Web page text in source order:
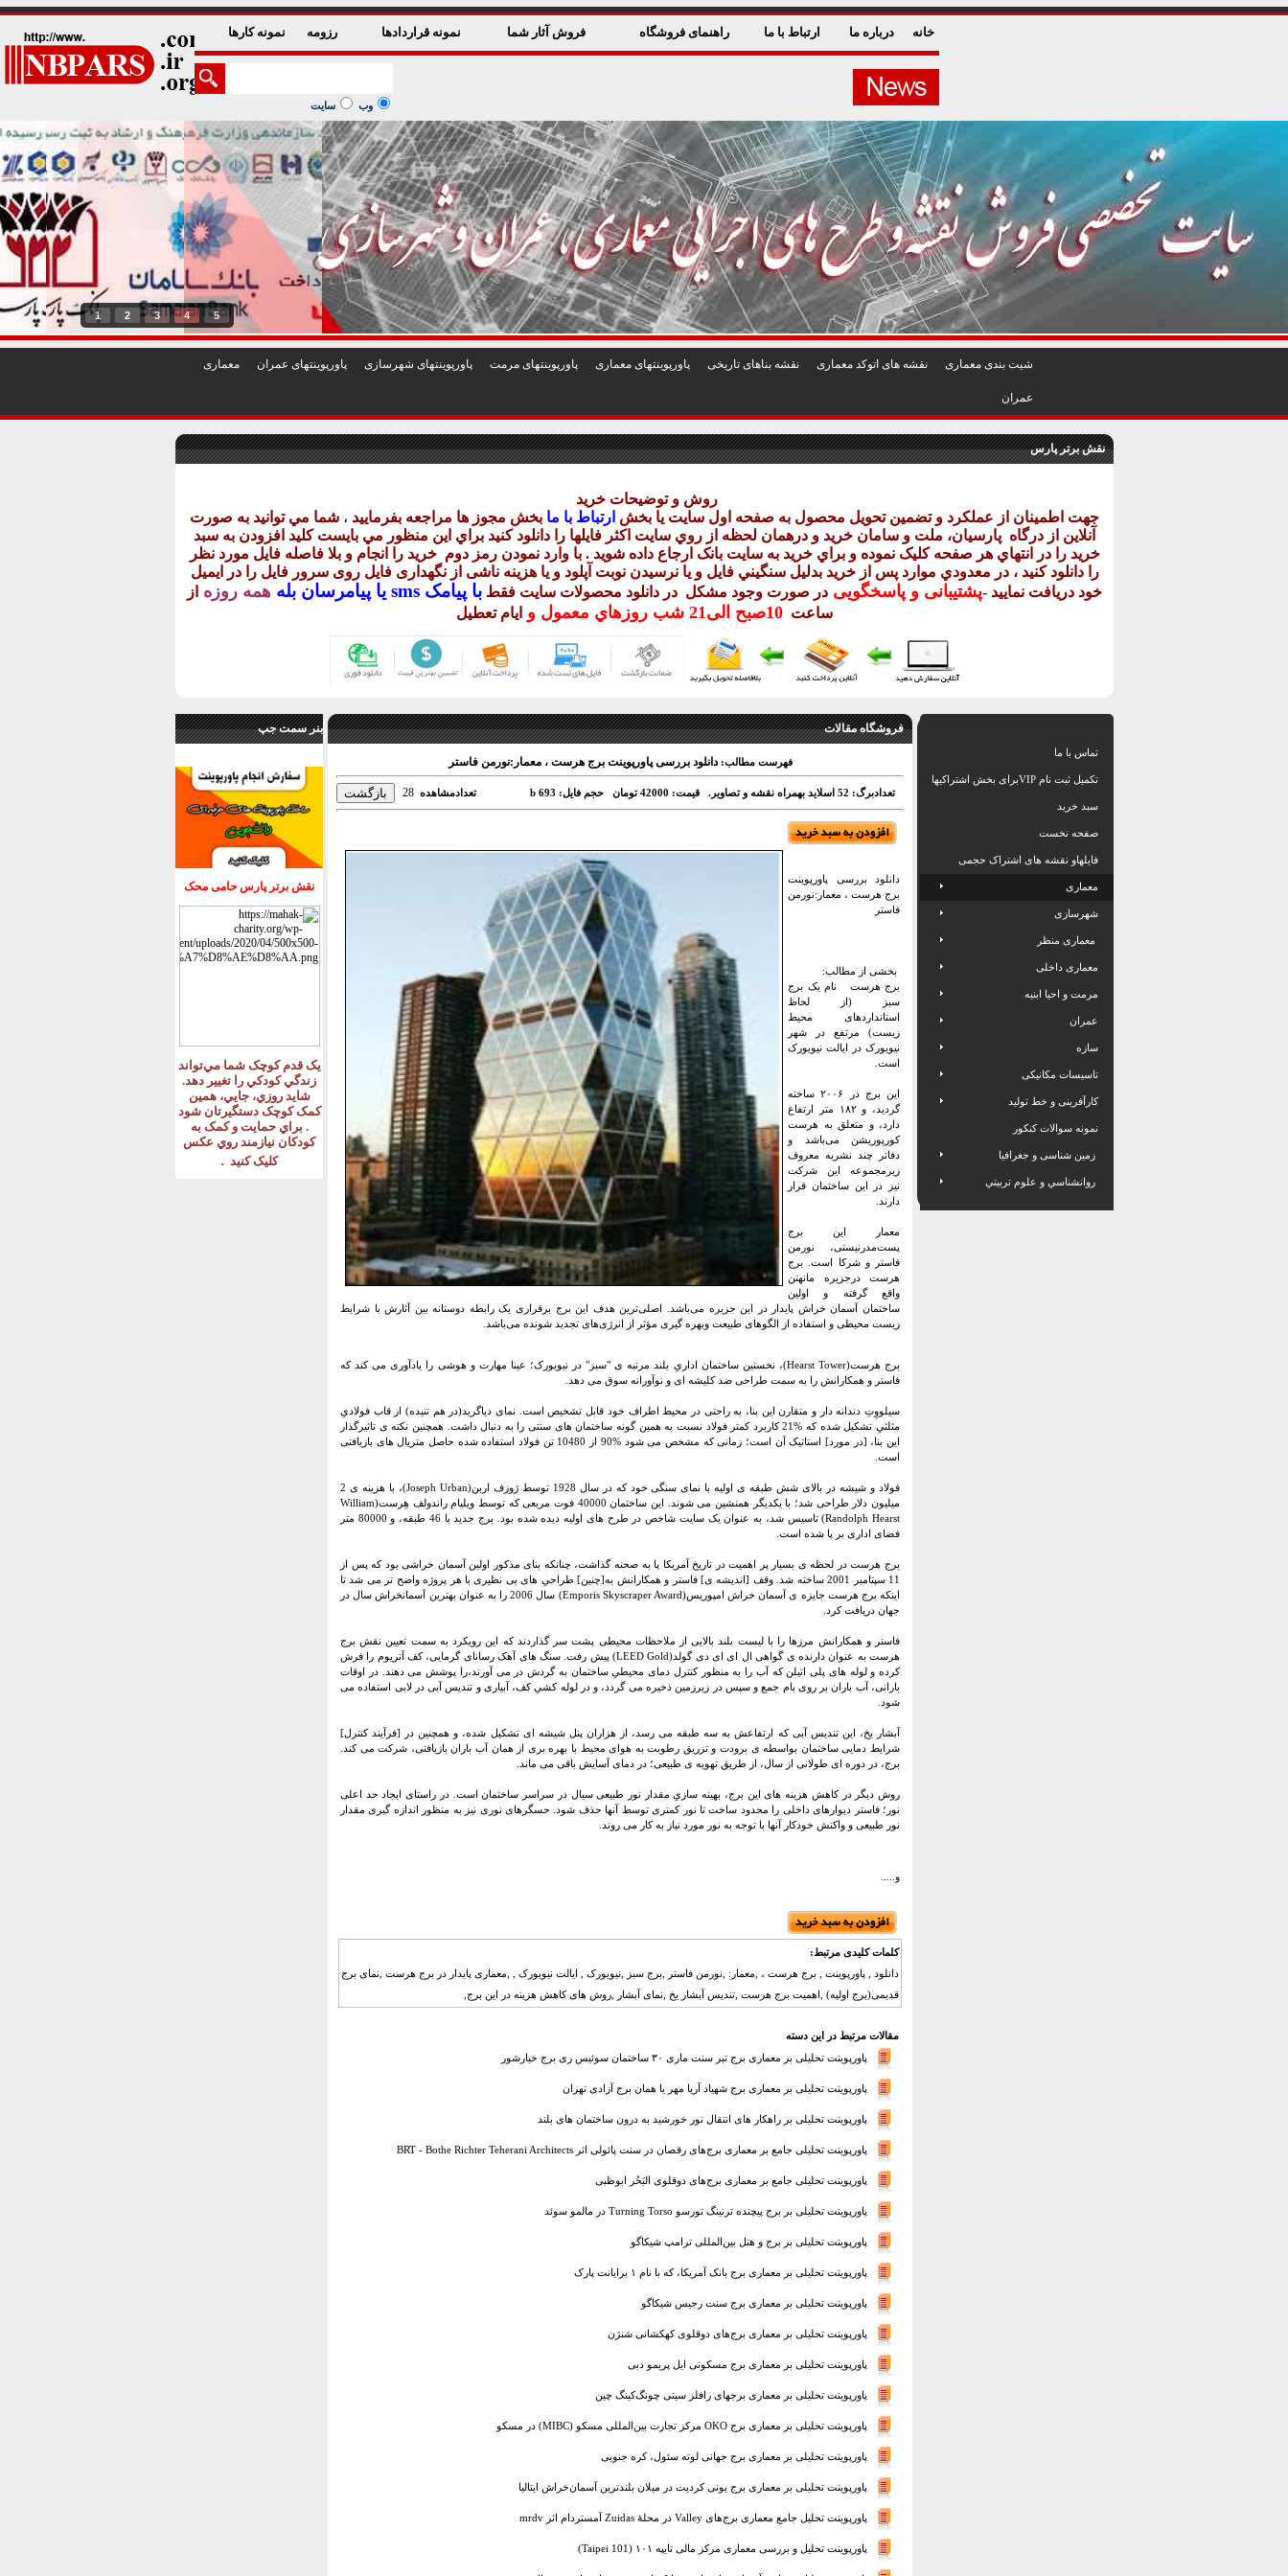
خانه درباره ما ارتباط با ما راهنمای فروشگاه فروش آثار شما نمونه قراردادها رزومه نمونه کارها
وب سایت
1 2 3 4 5
شيت بندی معماری نقشه های اتوکد معماری نقشه بناهای تاريخی پاورپوينتهای معماری پاورپوينتهای مرمت پاورپوينتهای شهرسازی پاورپوينتهای عمران معماری
عمران
نقش برتر پارس
روش و توضيحات خريد
جهت اطمينان از عملکرد و تضمين تحويل محصول به صفحه اول سايت يا بخش ارتباط با ما بخش مجوز ها مراجعه بفرماييد ، شما مي توانيد به صورت
آنلاين از درگاه پارسيان، ملت و سامان خريد و درهمان لحظه از روي سايت اکثر فايلها را دانلود کنيد براي اين منظور مي بايست کليد افزودن به سبد
خريد را در انتهاي هر صفحه کليک نموده و براي خريد به سايت بانک ارجاع داده شويد . با وارد نمودن رمز دوم خريد را انجام و بلا فاصله فايل مورد نظر
را دانلود کنيد ، در معدودي موارد پس از خريد بدليل سنگيني فايل و يا نرسيدن نوبت آپلود و يا هزينه ناشی از نگهداری فايل روی سرور فايل را در ايميل
خود دريافت نماييد -پشتيبانی و پاسخگويی در صورت وجود مشکل در دانلود محصولات سايت فقط با پيامک sms يا پيامرسان بله همه روزه از
ساعت 10صبح الی21 شب روزهاي معمول و ايام تعطيل
بنر سمت جپ
نقش برتر پارس حامی محک
يک قدم کوچک شما مي‌تواند
زندگي کودکي را تغيير دهد.
شايد روزي، جايي، همين
کمک کوچک دستگيرتان شود
. براي حمايت و کمک به
کودکان نيازمند روي عکس
کليک کنيد .
فروشگاه مقالات
فهرست مطالب: دانلود بررسی پاورپوینت برج هرست ، معمار:نورمن فاستر
تعدادبرگ: 52 اسلاید بهمراه نقشه و تصاویر. قیمت: 42000 تومان حجم فایل: 693 b تعدادمشاهده 28
دانلود بررسی پاورپوینت
برج هرست ، معمار:نورمن
فاستر
بخشی از مطالب:
برج هرست نام یک برج
سبز (از لحاظ
استانداردهای محیط
زیست) مرتفع در شهر
نیویورک در ایالت نیویورک
است.
این برج در ۲۰۰۶ ساخته
گردید، و ۱۸۲ متر ارتفاع
دارد، و متعلق به هرست
کورپوریشن می‌باشد و
دفاتر چند نشریه معروف
زیرمجموعه این شرکت
نیز در این ساختمان قرار
دارند.
معمار این برج
پست‌مدرنیستی، نورمن
فاستر و شرکا است. برج
هرست درجزیره مانهتن
واقع گرفته و اولین
ساختمان آسمان خراش پایدار در این جزیره می‌باشد. اصلی‌ترین هدف این برج برقراری یک رابطه دوستانه بین آثارش با شرایط
زیست محیطی و استفاده از الگوهای طبیعت وبهره گیری مؤثر از انرژی‌های تجدید شونده می‌باشد.
برج هرست(Hearst Tower)، نخستین ساختمان اداریِ بلند مرتبه ی "سبز" در نیویورک؛ عینا مهارت و هوشی را یادآوری می کند که
فاستر و همکارانش را به سمت طراحی ضد کلیشه ای و نوآورانه سوق می دهد.
سیلووِتِ دندانه دار و متقارن این بنا، به راحتی در محیط اطراف خود قابل تشخیص است. نمای دیاگرید(در هم تنیده) از قاب فولادیِ
مثلثیِ تشکیل شده که %21 کاربرد کمتر فولاد نسبت به همین گونه ساختمان های سنتی را به دنبال داشت. همچنین نکته ی تاثیرگذار
این بنا، [در مورد] استاتیک آن است؛ زمانی که مشخص می شود %90 از 10480 تن فولاد استفاده شده حاصل متریال های بازیافتی
است.
فولاد و شیشه در بالای شش طبقه ی اولیه با نمای سنگی خود که در سال 1928 توسط ژوزف اربن(Joseph Urban)، با هزینه ی 2
میلیون دلار طراحی شد؛ با یکدیگر همنشین می شوند. این ساختمان 40000 فوت مربعی که توسط ویلیام راندولف هِرست(William
Randolph Hearst) تاسیس شد، به عنوان یک سایت شاخص در طرح های اولیه دیده شده بود. برج جدید با 46 طبقه، و 80000 متر
فضای اداری بر پا شده است.
برج هرست در لحظه ی بسیار پر اهمیت در تاریخ آمریکا پا به صحنه گذاشت، چنانکه بنای مذکور اولین آسمان خراشی بود که پس از
11 سپتامبر 2001 ساخته شد. وقف [اندیشه ی] فاستر و همکارانش به[چنین] طراحیِ های بی نظیری با هر پروژه واضح تر می شد تا
اینکه برج هرست جایزه ی آسمان خراش امپوریس(Emporis Skyscraper Award) سال 2006 را به عنوان بهترین آسمانخراش سال در
جهان دریافت کرد.
فاستر و همکارانش مرزها را با لیست بلند بالایی از ملاحظات محیطی پشت سر گذاردند که این رویکرد به سمت تعیین نقش برج
هرست به عنوان دارنده ی گواهی ال ای ای دی گولد(LEED Gold) پیش رفت. سنگ های آهک رسانای گرمایی، کف آتریوم را فرش
کرده و لوله های پلی اتیلن که آب را به منظور کنترل دمای محیطیِ ساختمان به گردش در می آورند،را پوشش می دهند. در اوقات
بارانی، آب باران بر روی بام جمع و سپس در زیرزمین ذخیره می گردد، و در لوله کشیِ کف، آبیاری و تندیس آبی در لابی استفاده می
شود.
آبشار یخ، این تندیس آبی که ارتفاعش به سه طبقه می رسد، از هزاران پنل شیشه ای تشکیل شده، و همچنین در [فرآیند کنترل]
شرایط دمایی ساختمان بواسطه ی برودت و تزریق رطوبت به هوای محیط با بهره بری از همان آب باران بازیافتی، شرکت می کند.
برج، در دوره ای طولانی از سال، از طریق تهویه ی طبیعی؛ در دمای آسایش باقی می ماند.
روش دیگر در کاهش هزینه های این برج، بهینه سازیِ مقدار نور طبیعی سیال در سراسر ساختمان است. در راستای ایجاد حد اعلی
نور؛ فاستر دیوارهای داخلی را محدود ساخت تا نور کمتری توسط آنها حذف شود. حسگرهای نوری نیز به منظور اندازه گیری مقدار
نور طبیعی و واکنش خودکار آنها با توجه به نور مورد نیاز به کار می روند.
و.....
کلمات کلیدی مرتبط:
دانلود , پاورپوینت , برج هرست ، ,معمار: ,نورمن فاستر ,برج سبز ,نیویورک , ایالت نیویورک , ,معماری پایدار در برج هرست ,نمای برج
قدیمی(برج اولیه) ,اهمیت برج هرست ,تندیس آبشار یخ ,نمای آبشار ,روش های کاهش هزینه در این برج,
مقالات مرتبط در این دسته
پاورپوینت تحلیلی بر معماری برج تبر سنت ماری ۳۰ ساختمان سوئیس ری برج خیارشور
پاورپوینت تحلیلی بر معماری برج شهیاد آریا مهر یا همان برج آزادی تهران
پاورپوینت تحلیلی بر راهکار های انتقال نور خورشید به درون ساختمان های بلند
پاورپوینت تحلیلی جامع بر معماری برج‌های رقصان در سنت پائولی اثر BRT - Bothe Richter Teherani Architects
پاورپوینت تحلیلی جامع بر معماری برج‌های دوقلوی البَحُر ابوظبی
پاورپوینت تحلیلی بر برج پیچنده ترنینگ تورسو Turning Torso در مالمو سوئد
پاورپوینت تحلیلی بر برج و هتل بین‌المللی ترامپ شیکاگو
پاورپوینت تحلیلی بر معماری برج بانک آمریکا، که با نام ۱ برایانت پارک
پاورپوینت تحلیلی بر معماری برج سنت رجیس شیکاگو
پاورپوینت تحلیلی بر معماری برج‌های دوقلوی کهکشانی شنژن
پاورپوینت تحلیلی بر معماری برج مسکونی ایل پریمو دبی
پاورپوینت تحلیلی بر معماری برجهای رافلز سیتی چونگ‌کینگ چین
پاورپوینت تحلیلی بر معماری برج OKO مرکز تجارت بین‌المللی مسکو (MIBC) در مسکو
پاورپوینت تحلیلی بر معماری برج جهانی لوته سئول، کره جنوبی
پاورپوینت تحلیلی بر معماری برج یونی کردیت در میلان بلندترین آسمان‌خراش ایتالیا
پاورپوینت تحلیل جامع معماری برج‌های Valley در محلهٔ Zuidas آمستردام اثر mrdv
پاورپوینت تحلیل و بررسی معماری مرکز مالی تایپه ۱۰۱ (Taipei 101)
تماس با ما
تکمیل ثبت نام VIPبرای بخش اشتراکیها
سبد خرید
صفحه نخست
فایلهاو نقشه های اشتراک حجمی
معماری
شهرسازی
معماری منظر
معماری داخلی
مرمت و احیا ابنیه
عمران
سازه
تاسیسات مکانیکی
کارآفرینی و خط تولید
نمونه سوالات کنکور
زمین شناسی و جغرافیا
روانشناسي و علوم تربيتي